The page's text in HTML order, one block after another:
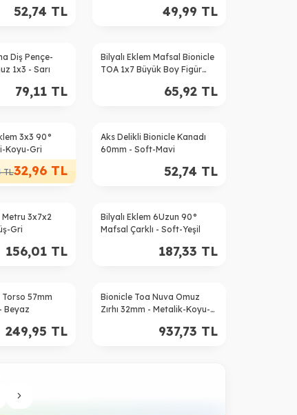
52,74 TL 49,99 TL
Diş Pençe-
1x3 - Sarı
79,11 TL
Bilyalı Eklem Mafsal Bionicle
TOA 1x7 Büyük Boy Figür
65,92TL
3x3 90°
Koyu-Gri
TL32,96 TL
Aks Delikli Bionicle Kanadı
60mm - Soft-Mavi
52,74 TL
3x7x2
Gri
156,01 TL
Bilyalı Eklem 6Uzun 90°
Mafsal Çarklı - Soft-Yeşil
187,33 TL
57mm
Beyaz
249,95 TL
Bionicle Toa Nuva Omuz
Zırhı 32mm - Metalik-Koyu-
937,73 TL